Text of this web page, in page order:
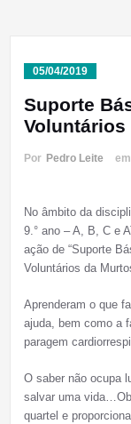
05/04/2019
Suporte
Voluntários
Por Pedro Leite em
No âmbito da
9.° ano – A, B, C e
ação de “Suporte
Voluntários da
Aprenderam o que
ajuda, bem como a
paragem
O saber não ocupa
salvar uma
quartel e